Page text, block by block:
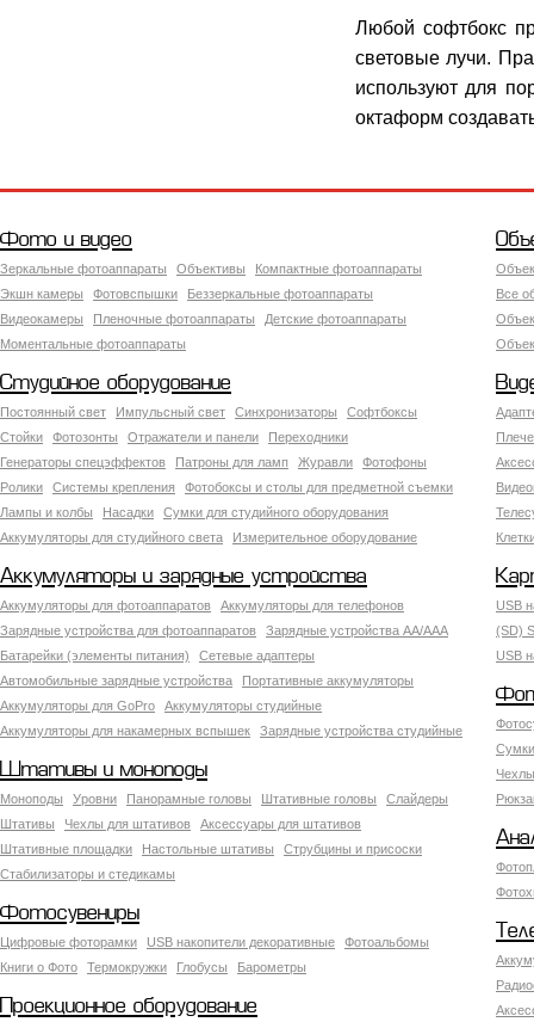
Любой софтбокс
световые лучи.
используют для
октаформ
Фото и видео
Зеркальные фотоаппараты Объективы
Компактные фотоаппараты
Экшн камеры
Фотовспышки
Беззеркальные фотоаппараты
Видеокамеры
Пленочные фотоаппараты
Детские фотоаппараты
Моментальные фотоаппараты
Все
Студийное оборудование
Постоянный свет Импульсный свет Синхронизаторы
Софтбоксы
Стойки
Фотозонты Отражатели и панели
Переходники
Генераторы спецэффектов
Патроны для ламп Журавли
Фотофоны
Ролики
Системы крепления
Фотобоксы и столы для предметной съемки
Лампы и колбы
Насадки
Сумки для студийного оборудования
Аккумуляторы для студийного света
Измерительное оборудование
Аккумуляторы и зарядные устройства
Аккумуляторы для фотоаппаратов
Аккумуляторы для телефонов
Зарядные устройства для фотоаппаратов
Зарядные устройства AA/AAA
Батарейки (элементы питания)
Сетевые адаптеры
Автомобильные зарядные устройства
Портативные аккумуляторы
Аккумуляторы для GoPro
Аккумуляторы студийные
Аккумуляторы для накамерных вспышек
Зарядные устройства студийные
USB
(SD)
USB
Штативы и моноподы
Моноподы Уровни Панорамные головы Штативные головы
Слайдеры
Штативы
Чехлы для штативов
Аксессуары для штативов
Штативные площадки
Настольные штативы
Струбцины и присоски
Стабилизаторы и стедикамы
Фотосувениры
Цифровые фоторамки USB накопители декоративные
Фотоальбомы
Книги о Фото
Термокружки Глобусы Барометры
Проекционное оборудование